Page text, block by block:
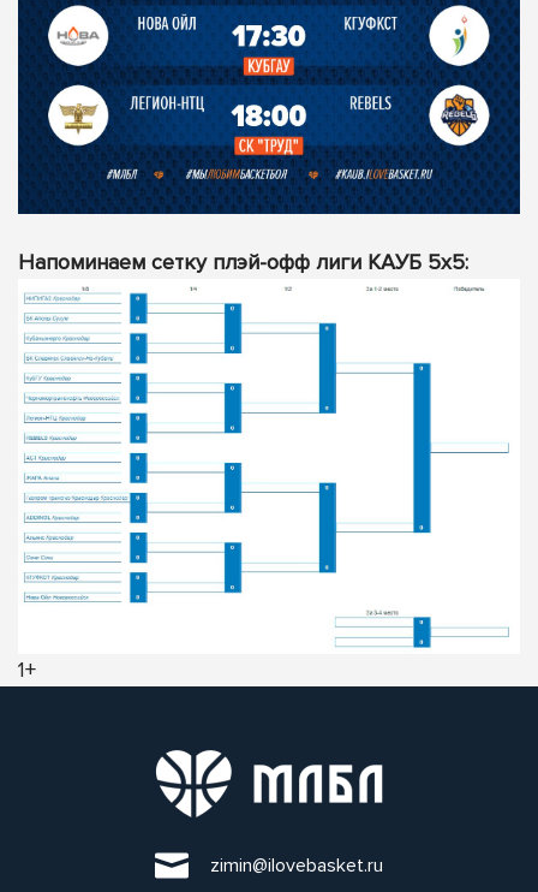
Напоминаем сетку плэй-офф лиги КАУБ 5х5:
1+
zimin@ilovebasket.ru